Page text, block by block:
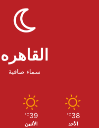
القاهره
سماء صافية
38
℃
الأحد
39
℃
الأثنين